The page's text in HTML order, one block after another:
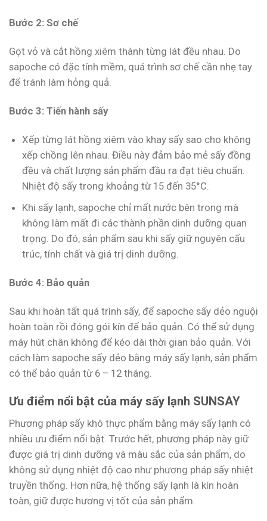
Bước 2: Sơ chế
Gọt vỏ và cắt hồng xiêm thành từng lát đều nhau. Do
sapoche có đặc tính mềm, quá trình sơ chế cần nhẹ tay
để tránh làm hỏng quả.
Bước 3: Tiến hành sấy
Xếp từng lát hồng xiêm vào khay sấy sao cho không
xếp chồng lên nhau. Điều này đảm bảo mẻ sấy đồng
đều và chất lượng sản phẩm đầu ra đạt tiêu chuẩn.
Nhiệt độ sấy trong khoảng từ 15 đến 35°C.
Khi sấy lạnh, sapoche chỉ mất nước bên trong mà
không làm mất đi các thành phần dinh dưỡng quan
trọng. Do đó, sản phẩm sau khi sấy giữ nguyên cấu
trúc, tính chất và giá trị dinh dưỡng.
Bước 4: Bảo quản
Sau khi hoàn tất quá trình sấy, để sapoche sấy dẻo nguội
hoàn toàn rồi đóng gói kín để bảo quản. Có thể sử dụng
máy hút chân không để kéo dài thời gian bảo quản. Với
cách làm sapoche sấy dẻo bằng máy sấy lạnh, sản phẩm
có thể bảo quản từ 6 – 12 tháng.
Ưu điểm nổi bật của máy sấy lạnh SUNSAY
Phương pháp sấy khô thực phẩm bằng máy sấy lạnh có
nhiều ưu điểm nổi bật. Trước hết, phương pháp này giữ
được giá trị dinh dưỡng và màu sắc của sản phẩm, do
không sử dụng nhiệt độ cao như phương pháp sấy nhiệt
truyền thống. Hơn nữa, hệ thống sấy lạnh là kín hoàn
toàn, giữ được hương vị tốt của sản phẩm.